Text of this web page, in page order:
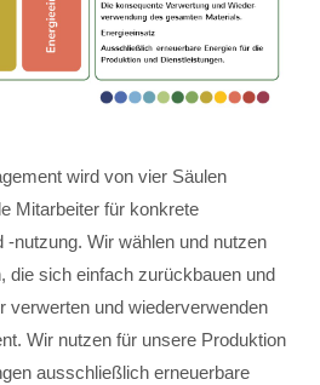
wird von vier Säulen
Mitarbeiter für konkrete
nutzung. Wir wählen und nutzen
die sich einfach zurückbauen und
verwerten und wiederverwenden
Wir nutzen für unsere Produktion
ausschließlich erneuerbare